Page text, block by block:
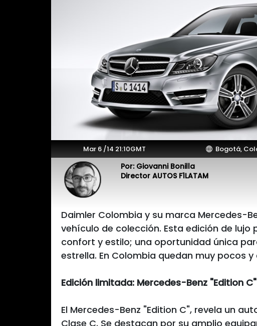
Mar 6 /14 21:10GMT Bogotá,
Por: Giovanni Bonilla
Director AUTOS F1LATAM
Daimler Colombia y su marca Mercedes-
vehículo de colección. Esta edición de lujo
confort y estilo; una oportunidad única
estrella. En Colombia quedan muy pocos
Edición limitada: Mercedes-Benz "Edition C"
El Mercedes-Benz "Edition C", revela un
Clase C. Se destacan por su amplio